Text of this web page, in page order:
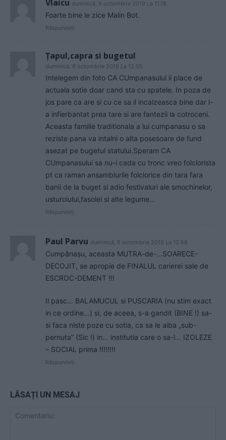
Vlaicu duminică, 6 octombrie 2019 La 11.18
Foarte bine le zice Malin Bot.
Răspundeți
Țapul,capra si bugetul
duminică, 6 octombrie 2019 La 12.55
Intelegem din foto CA CUmpanasului ii place de
actuala sotie doar cand sta cu spatele. In poza de
jos pare ca are si cu ce sa il incalzeasca bine dar l-
a infierbantat prea tare si are fantezii la cotroceni.
Aceasta familie traditionala a lui cumpanasu o sa
reziste pana va intalni o alta posesoare de fund
asezat pe bugetul statului.Speram CA
CUmpanasului sa nu-i cada cu tronc vreo folclorista
pt ca raman ansamblurile folclorice din tara fara
banii de la buget si adio festivaluri ale smochinelor,
usturoiului,fasolei si alte legume…
Răspundeți
Paul Parvu duminică, 6 octombrie 2019 La 12.58
Cumpănașu, aceasta MUTRA-de-…SOARECE-
DECOJIT, se apropie de FINALUL carierei sale de
ESCROC-DEMENT !!!
Il pasc… BALAMUCUL si PUSCARIA (nu stim exact
in ce ordine…) si, de aceea, s-a gandit (BINE !) sa-
si faca niste poze cu sotia, ca sa le aiba „sub-
pernuta” (Sic !) in… institutia care o sa-l… IZOLEZE
– SOCIAL prima !!!!!!!!
Răspundeți
LĂSAȚI UN MESAJ